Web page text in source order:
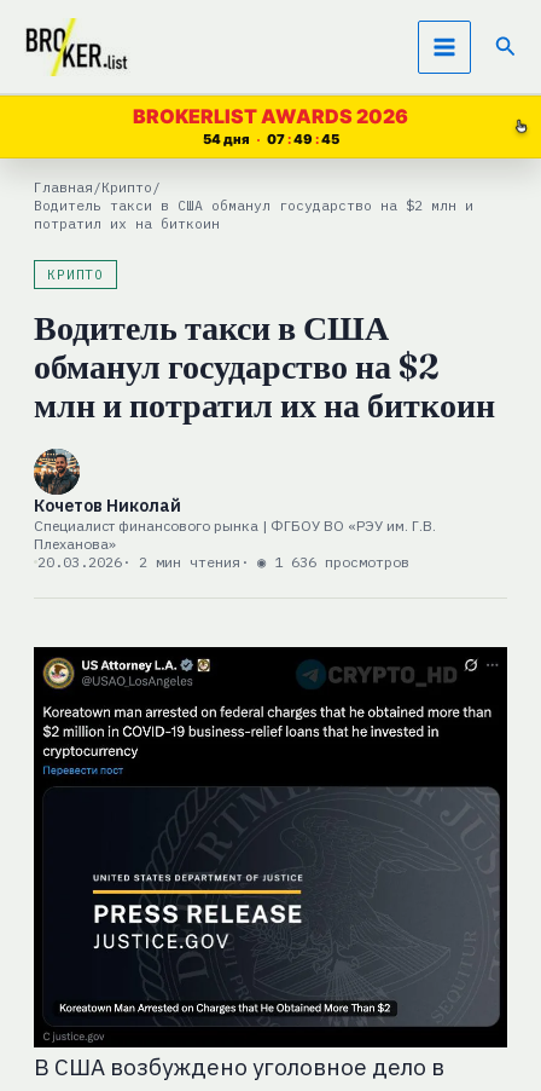
Перейти
содержимому
BROKERLIST AWARDS 2026
54 дня 07 49 45
Главная /Крипто /
Водитель такси в США обманул государство на $2 млн и
потратил их на биткоин
КРИПТО
Водитель такси в США
обманул государство на $2
млн и потратил их на биткоин
Кочетов Николай
Специалист финансового рынка | ФГБОУ ВО «РЭУ им. Г.В.
Плеханова»
20.03.2026· 2 мин чтения · ◉ 1 636 просмотров
В США возбуждено уголовное дело в